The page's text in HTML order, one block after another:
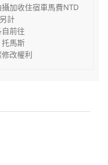
加收住宿⾞⾺費NTD
計
前往
馬斯
改權利